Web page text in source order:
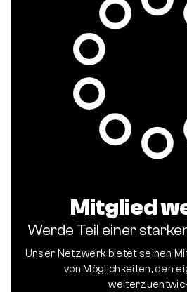
Mitglied
Werde Teil einer
Unser Netzwerk bietet seinen
von Möglichkeiten, den